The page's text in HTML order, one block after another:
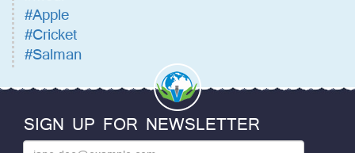
#Apple
#Cricket
#Salman
SIGN UP FOR NEWSLETTER